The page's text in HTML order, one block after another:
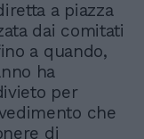
a piazza
dai comitati
a quando,
ha
per
che
di